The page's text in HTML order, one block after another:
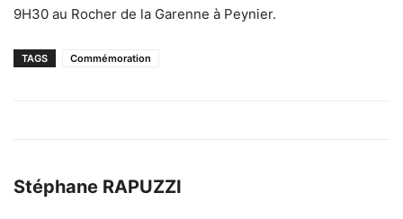
9H30 au Rocher de la Garenne à Peynier.
TAGS Commémoration
Stéphane RAPUZZI